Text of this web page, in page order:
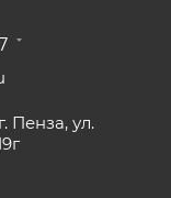
Пенза, ул.